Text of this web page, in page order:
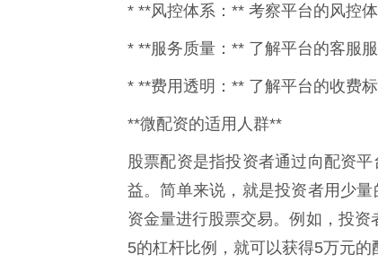
* **风控体系：** 考察平台的风控
* **服务质量：** 了解平台的客服
* **费用透明：** 了解平台的收费
**微配资的适用人群**
股票配资是指投资者通过向配资
益。简单来说，就是投资者用少
资金量进行股票交易。例如，投
5的杠杆比例，就可以获得5万元的